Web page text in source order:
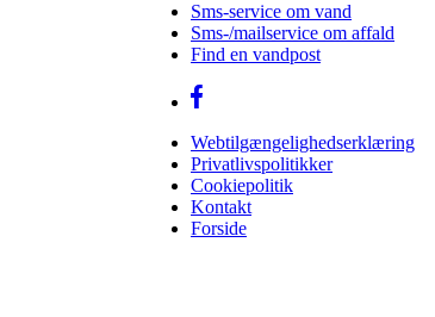
Sms-service om vand
Sms-/mailservice om affald
Find en vandpost
Webtilgængelighedserklæring
Privatlivspolitikker
Cookiepolitik
Kontakt
Forside